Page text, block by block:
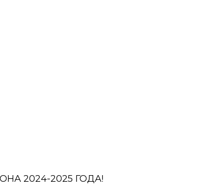
2024-2025 ГОДА!